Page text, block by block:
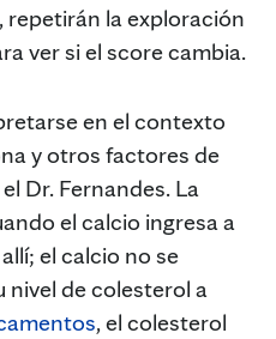
la exploración
ver si el score cambia.
en el contexto
y otros factores de
Dr. Fernandes. La
el calcio ingresa a
el calcio no se
nivel de colesterol a
, el colesterol